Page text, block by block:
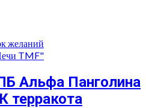
желаний
TMF"
Альфа Панголина
терракота